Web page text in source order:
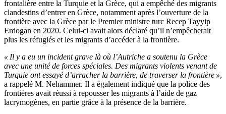
frontalière entre la Turquie et la Grèce, qui a empêché des migrants
clandestins d’entrer en Grèce, notamment après l’ouverture de la
frontière avec la Grèce par le Premier ministre turc Recep Tayyip
Erdogan en 2020. Celui-ci avait alors déclaré qu’il n’empêcherait
plus les réfugiés et les migrants d’accéder à la frontière.
« Il y a eu un incident grave là où l’Autriche a soutenu la Grèce
avec une unité de forces spéciales. Des migrants violents venant de
Turquie ont essayé d’arracher la barrière, de traverser la frontière »,
a rappelé M. Nehammer. Il a également indiqué que la police des
frontières avait réussi à repousser les migrants à l’aide de gaz
lacrymogènes, en partie grâce à la présence de la barrière.